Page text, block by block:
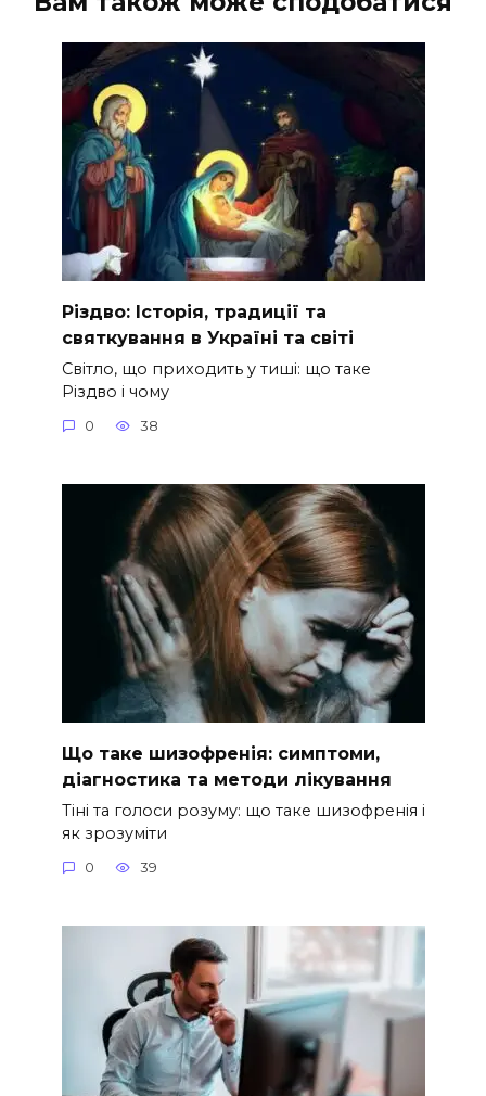
Різдво: Історія, традиції та
святкування в Україні та світі
Світло, що приходить у тиші: що таке
Різдво і чому
0 38
Що таке шизофренія: симптоми,
діагностика та методи лікування
Тіні та голоси розуму: що таке шизофренія і
як зрозуміти
0 39